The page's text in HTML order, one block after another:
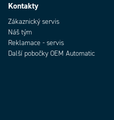
Kontakty
Zákaznický servis
Náš tým
Reklamace - servis
Další pobočky OEM Automatic